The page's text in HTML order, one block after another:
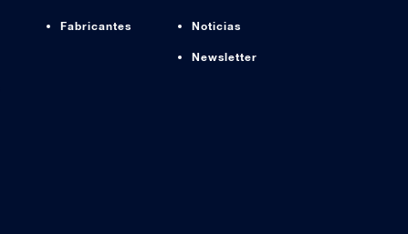
Fabricantes Noticias
Newsletter